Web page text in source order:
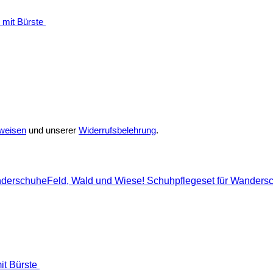
mit Bürste
und unserer Widerrufsbelehrung.
Feld, Wald und Wiese! Schuhpflegeset für
Bürste